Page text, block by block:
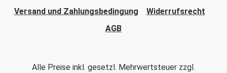
Versand und Zahlungsbedingung
Widerrufsrecht
AGB
Alle Preise inkl. gesetzl. Mehrwertsteuer zzgl.